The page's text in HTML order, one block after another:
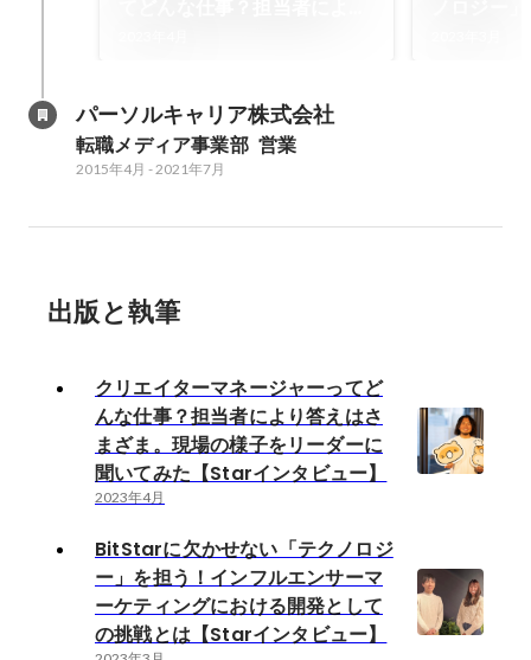
パーソルキャリア株式会社
転職メディア事業部  営業
2015年4月 - 2021年7月
出版と執筆
クリエイターマネージャーってど
んな仕事？担当者により答えはさ
まざま。現場の様子をリーダーに
聞いてみた【Starインタビュー】
2023年4月
BitStarに欠かせない「テクノロジ
ー」を担う！インフルエンサーマ
ーケティングにおける開発として
の挑戦とは【Starインタビュー】